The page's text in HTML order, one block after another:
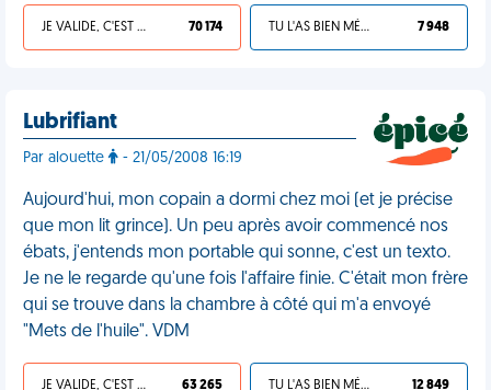
JE VALIDE, C'EST UNE VDM 70 174 TU L'AS BIEN MÉRITÉ 7 948
Lubrifiant
Par alouette - 21/05/2008 16:19
Aujourd'hui, mon copain a dormi chez moi (et je précise
que mon lit grince). Un peu après avoir commencé nos
ébats, j'entends mon portable qui sonne, c'est un texto.
Je ne le regarde qu'une fois l'affaire finie. C'était mon frère
qui se trouve dans la chambre à côté qui m'a envoyé
"Mets de l'huile". VDM
JE VALIDE, C'EST UNE VDM 63 265 TU L'AS BIEN MÉRITÉ 12 849